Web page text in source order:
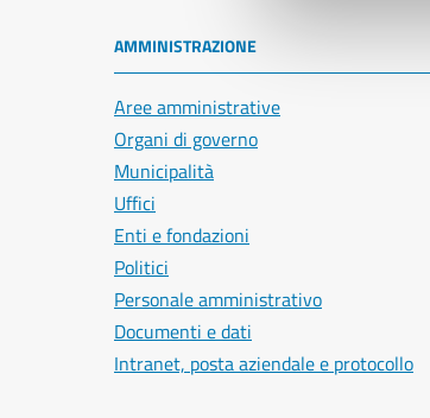
AMMINISTRAZIONE
Aree amministrative
Organi di governo
Municipalità
Uffici
Enti e fondazioni
Politici
Personale amministrativo
Documenti e dati
Intranet, posta aziendale e protocollo